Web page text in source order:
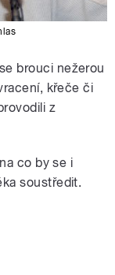
brouci nežerou
křeče či
z
co by se i
soustředit.